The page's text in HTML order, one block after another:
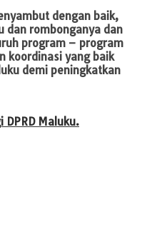
dengan baik,
dan rombonganya dan
program – program
koordinasi yang baik
demi peningkatkan
DPRD Maluku.